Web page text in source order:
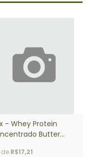
- Whey Protein
Butter
de R$17,21